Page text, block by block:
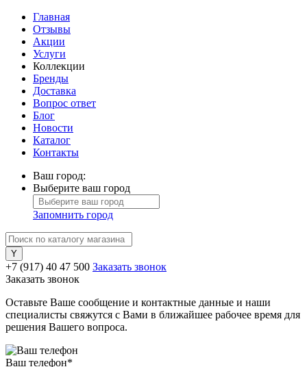
Главная
Отзывы
Акции
Услуги
Коллекции
Бренды
Доставка
Вопрос ответ
Блог
Новости
Каталог
Контакты
Ваш город:
Выберите ваш город
Запомнить город
+7 (917) 40 47 500 Заказать звонок
Заказать звонок
Оставьте Ваше сообщение и контактные данные и наши
специалисты свяжутся с Вами в ближайшее рабочее время для
решения Вашего вопроса.
Ваш телефон*